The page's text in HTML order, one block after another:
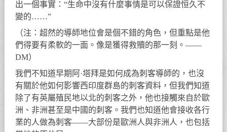
出一個事實：“生命中沒有什麼事情是可以保證恒久不
變的……”
（注：超然的導師地位會是個不錯的角色，但重點是他
們得要有柔軟的一面。像是獲得救贖的那一刻。——
DM）
我們不知道早期阿·塔拜是如何成為刺客導師的，也沒
有關於他如何影響西印度群島的刺客資料，但我們知道
除了有英屬殖民地以北的刺客之外，他也接觸來自於歐
洲、非洲甚至是中國的刺客。我們也知道他會接收各行
業的人做為刺客——大部份是歐洲人與非洲人，也包括